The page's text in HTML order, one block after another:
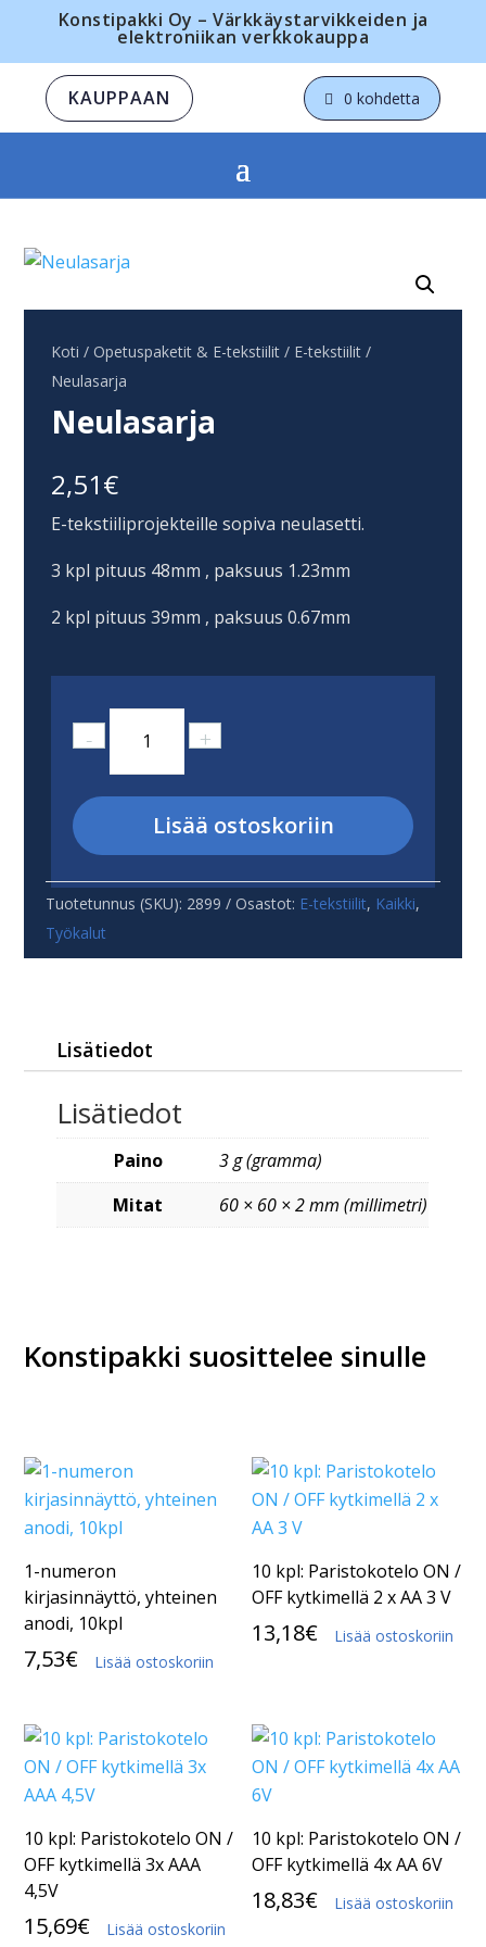
Konstipakki Oy – Värkkäystarvikkeiden ja
elektroniikan verkkokauppa
KAUPPAAN 0 kohdetta
Koti /Opetuspaketit & E-tekstiilit / E-tekstiilit /
Neulasarja
Neulasarja
2,51€
E-tekstiiliprojekteille sopiva neulasetti.
3 kpl pituus 48mm , paksuus 1.23mm
2 kpl pituus 39mm , paksuus 0.67mm
-
Neulasarja
määrä
+
Lisää ostoskoriin
Tuotetunnus (SKU): 2899 Osastot: E-tekstiilit, Kaikki,
Työkalut
Lisätiedot
Lisätiedot
Paino
3 g (gramma)
Mitat
60 × 60 × 2 mm (millimetri)
Konstipakki suosittelee sinulle
1-numeron
kirjasinnäyttö, yhteinen
anodi, 10kpl
7,53€ Lisää ostoskoriin
10 kpl: Paristokotelo ON /
OFF kytkimellä 2 x AA 3 V
13,18€ Lisää ostoskoriin
10 kpl: Paristokotelo ON /
OFF kytkimellä 3x AAA
4,5V
15,69€ Lisää ostoskoriin
10 kpl: Paristokotelo ON /
OFF kytkimellä 4x AA 6V
18,83€ Lisää ostoskoriin